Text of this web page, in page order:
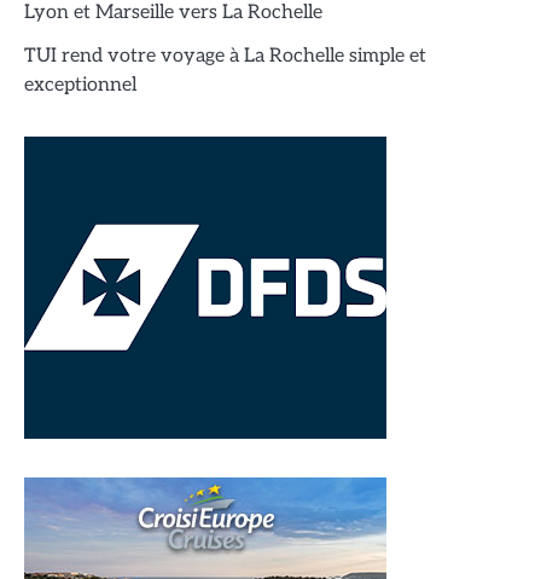
Lyon et Marseille vers La Rochelle
TUI rend votre voyage à La Rochelle simple et
exceptionnel